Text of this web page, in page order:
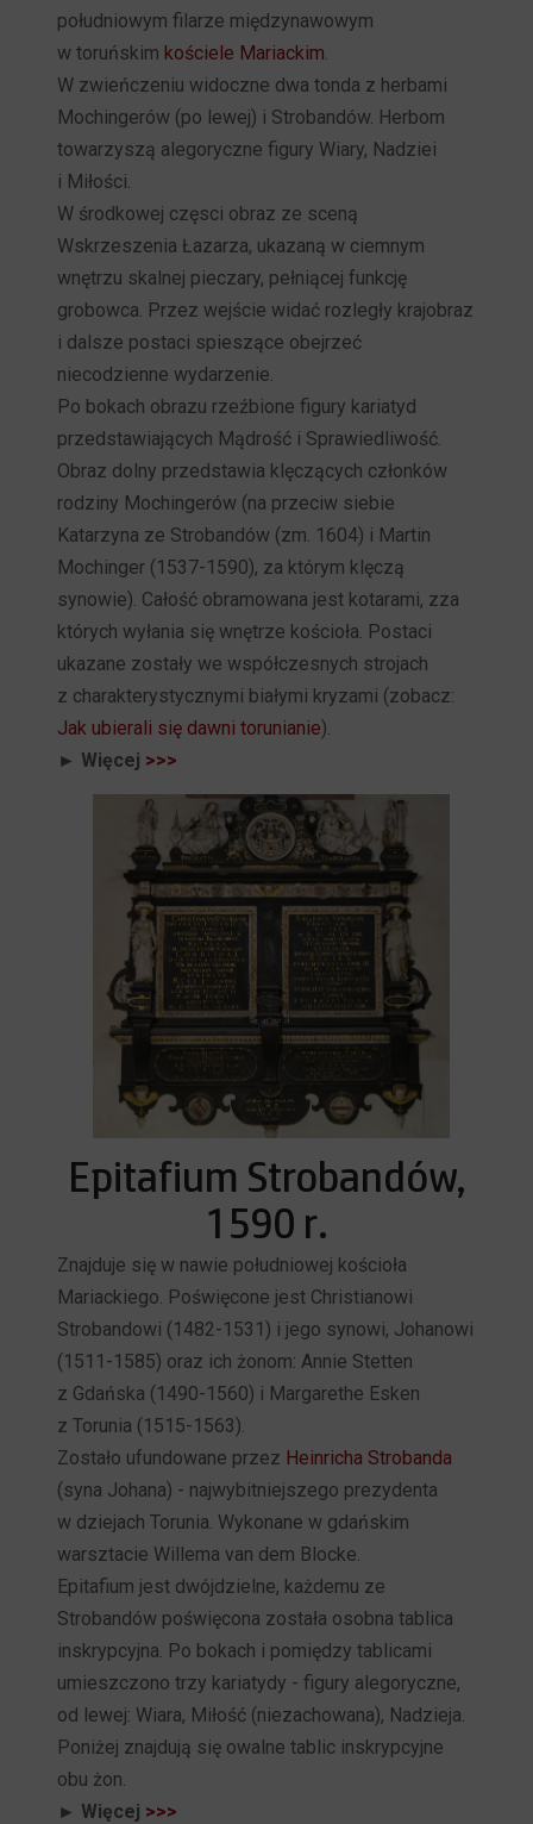
południowym filarze międzynawowym
w toruńskim kościele Mariackim.
W zwieńczeniu widoczne dwa tonda z herbami
Mochingerów (po lewej) i Strobandów. Herbom
towarzyszą alegoryczne figury Wiary, Nadziei
i Miłości.
W środkowej częsci obraz ze sceną
Wskrzeszenia Łazarza, ukazaną w ciemnym
wnętrzu skalnej pieczary, pełniącej funkcję
grobowca. Przez wejście widać rozległy krajobraz
i dalsze postaci spieszące obejrzeć
niecodzienne wydarzenie.
Po bokach obrazu rzeźbione figury kariatyd
przedstawiających Mądrość i Sprawiedliwość.
Obraz dolny przedstawia klęczących członków
rodziny Mochingerów (na przeciw siebie
Katarzyna ze Strobandów (zm. 1604) i Martin
Mochinger (1537-1590), za którym klęczą
synowie). Całość obramowana jest kotarami, zza
których wyłania się wnętrze kościoła. Postaci
ukazane zostały we współczesnych strojach
z charakterystycznymi białymi kryzami (zobacz:
Jak ubierali się dawni torunianie).
► Więcej >>>
Epitafium Strobandów,
1590 r.
Znajduje się w nawie południowej kościoła
Mariackiego. Poświęcone jest Christianowi
Strobandowi (1482-1531) i jego synowi, Johanowi
(1511-1585) oraz ich żonom: Annie Stetten
z Gdańska (1490-1560) i Margarethe Esken
z Torunia (1515-1563).
Zostało ufundowane przez Heinricha Strobanda
(syna Johana) - najwybitniejszego prezydenta
w dziejach Torunia. Wykonane w gdańskim
warsztacie Willema van dem Blocke.
Epitafium jest dwójdzielne, każdemu ze
Strobandów poświęcona została osobna tablica
inskrypcyjna. Po bokach i pomiędzy tablicami
umieszczono trzy kariatydy - figury alegoryczne,
od lewej: Wiara, Miłość (niezachowana), Nadzieja.
Poniżej znajdują się owalne tablic inskrypcyjne
obu żon.
► Więcej >>>